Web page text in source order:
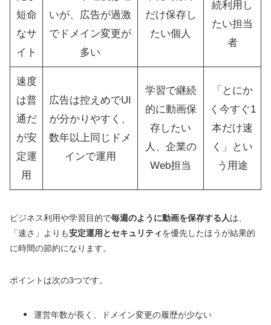
短命
なサ
イト
いが、広告が過激
でドメイン変更が
多い
だけ保存し
たい個人
続利用し
たい担当
者
速度
は普
通だ
が安
定運
用
広告は控えめでUI
が分かりやすく、
数年以上同じドメ
インで運用
学習で継続
的に動画保
存したい
人、企業の
Web担当
「とにか
く今すぐ1
本だけ速
く」とい
う用途
ビジネス利用や学習目的で毎週のように動画を保存する人は、
「速さ」よりも安定運用とセキュリティを優先したほうが結果的
に時間の節約になります。
ポイントは次の3つです。
運営年数が長く、ドメイン変更の履歴が少ない